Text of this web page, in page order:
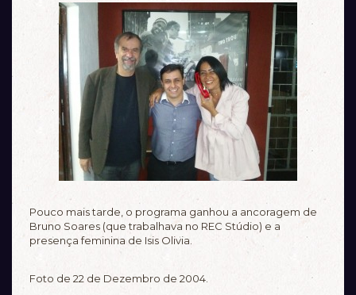
Pouco mais tarde, o programa ganhou a ancoragem de
Bruno Soares (que trabalhava no REC Stúdio) e a
presença feminina de Isis Olivia.
Foto de 22 de Dezembro de 2004.